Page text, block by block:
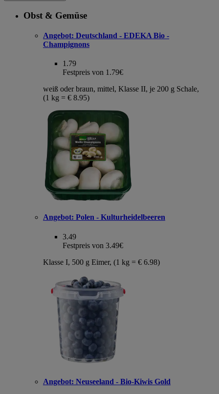
Obst & Gemüse
Angebot: Deutschland - EDEKA Bio -
Champignons
1.79
Festpreis von 1.79€
weiß oder braun, mittel, Klasse II, je 200 g Schale,
(1 kg = € 8.95)
Angebot: Polen - Kulturheidelbeeren
3.49
Festpreis von 3.49€
Klasse I, 500 g Eimer, (1 kg = € 6.98)
Angebot: Neuseeland - Bio-Kiwis Gold